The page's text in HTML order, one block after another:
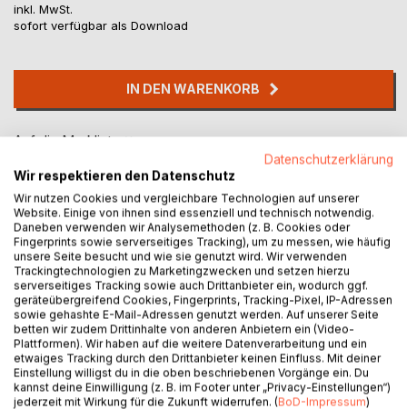
inkl. MwSt.
sofort verfügbar als Download
IN DEN WARENKORB
Auf die Merkliste
BESCHREIBUNG
Der Fehler vor dem Fehler
Die Kunst, das Leben richtig einzuordnen
Wir scheitern nicht, weil wir zu wenig tun. Wir scheitern,
weil wir das Richtige im falschen Rahmen tun. Wer Trauer
Datenschutzerklärung
Wir respektieren den Datenschutz
Wir nutzen Cookies und vergleichbare Technologien auf unserer
Website. Einige von ihnen sind essenziell und technisch notwendig.
Daneben verwenden wir Analysemethoden (z. B. Cookies oder
Fingerprints sowie serverseitiges Tracking), um zu messen, wie häufig
unsere Seite besucht und wie sie genutzt wird. Wir verwenden
Trackingtechnologien zu Marketingzwecken und setzen hierzu
serverseitiges Tracking sowie auch Drittanbieter ein, wodurch ggf.
geräteübergreifend Cookies, Fingerprints, Tracking-Pixel, IP-Adressen
sowie gehashte E-Mail-Adressen genutzt werden. Auf unserer Seite
betten wir zudem Drittinhalte von anderen Anbietern ein (Video-
Plattformen). Wir haben auf die weitere Datenverarbeitung und ein
etwaiges Tracking durch den Drittanbieter keinen Einfluss. Mit deiner
Einstellung willigst du in die oben beschriebenen Vorgänge ein. Du
kannst deine Einwilligung (z. B. im Footer unter „Privacy-Einstellungen“)
jederzeit mit Wirkung für die Zukunft widerrufen. (BoD-Impressum)